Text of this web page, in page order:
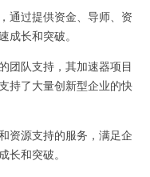
过提供资金、导师、资
成长和突破。
队支持，其加速器项目
持了大量创新型企业的快
源支持的服务，满足企
长和突破。